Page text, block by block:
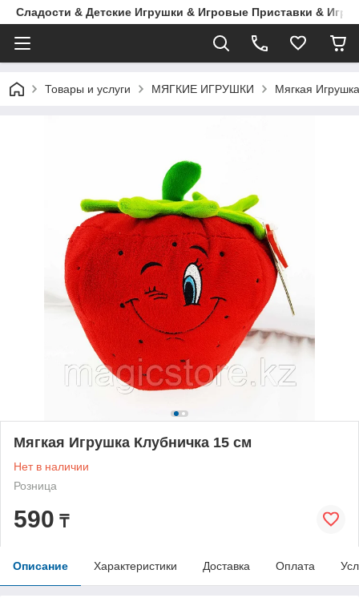
Сладости & Детские Игрушки & Игровые Приставки & Игры
Товары и услуги МЯГКИЕ ИГРУШКИ Мягкая
Мягкая Игрушка Клубничка 15 см
Нет в наличии
Розница
590 ₸
Описание Характеристики Доставка Оплата